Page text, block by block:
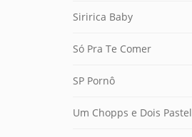
Siririca Baby
Só Pra Te Comer
SP Pornô
Um Chopps e Dois Pastel